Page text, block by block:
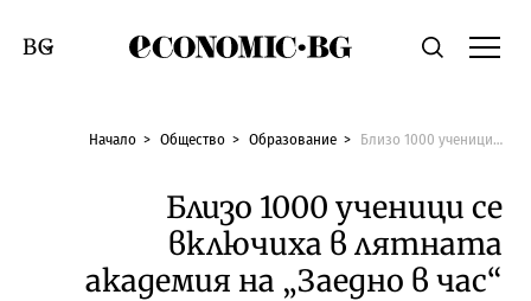
Economic.bgТърсене
Смяна на език
Начало Общество Образование Близо 1000 ученици се включиха в лятната академия на „Заедно в час“
Близо 1000 ученици се
включиха в лятната
академия на „Заедно в час“